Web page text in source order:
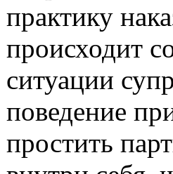
практику
происходит
ситуации
поведение
простить